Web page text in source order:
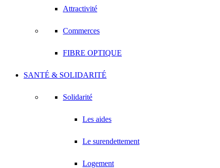
Attractivité
Commerces
FIBRE OPTIQUE
SANTÉ & SOLIDARITÉ
Solidarité
Les aides
Le surendettement
Logement